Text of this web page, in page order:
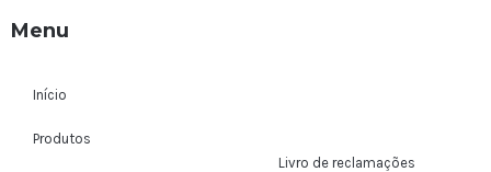
Menu
Início
Produtos
Livro de reclamações